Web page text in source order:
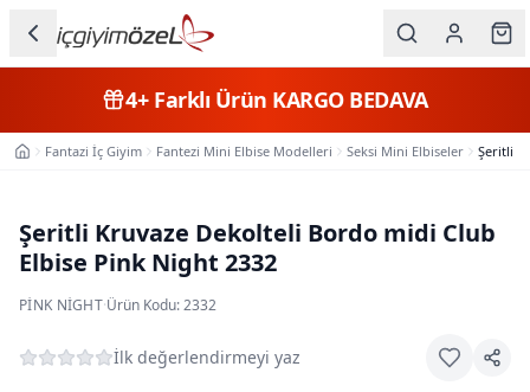
Kategorileri
Erkek
Çocuk
4+Farklı Ürün KARGO BEDAVA
Ana SayfaFantazi İç Giyim Fantezi Mini Elbise Modelleri Seksi Mini Elbiseler Şeritli
Şeritli Kruvaze Dekolteli Bordo midi Club
Elbise Pink Night 2332
PINK NIGHT·Ürün Kodu:2332
İlk değerlendirmeyi yaz